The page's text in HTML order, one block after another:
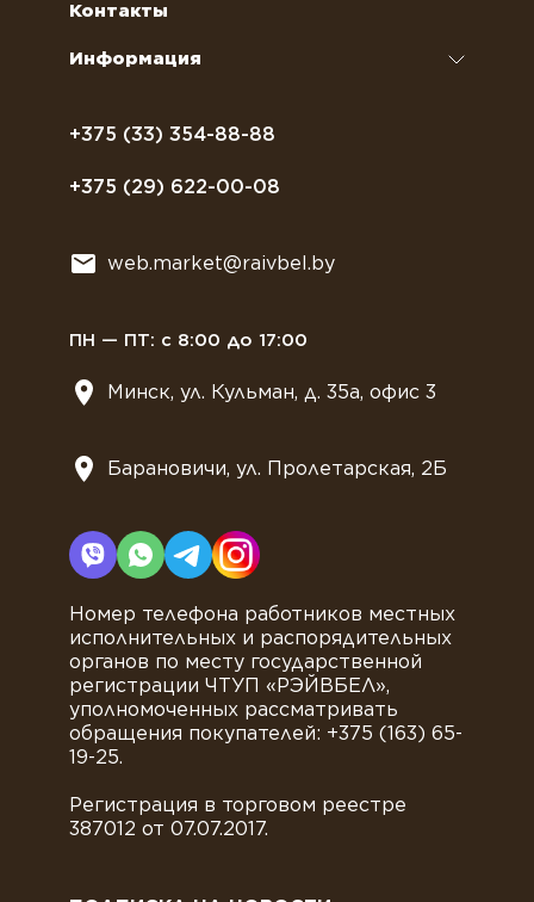
+375 (33) 354-88-88
+375 (29) 622-00-08
web.market@raivbel.by
ПН — ПТ: с 8:00 до 17:00
Минск, ул. Кульман, д. 35а, офис 3
Барановичи, ул. Пролетарская, 2Б
Номер телефона работников местных
исполнительных и распорядительных
органов по месту государственной
регистрации ЧТУП «РЭЙВБЕЛ»,
уполномоченных рассматривать
обращения покупателей: +375 (163) 65-
19-25.
Регистрация в торговом реестре
387012 от 07.07.2017.
Курсы бариста
Контакты
Информация
Договор оферты